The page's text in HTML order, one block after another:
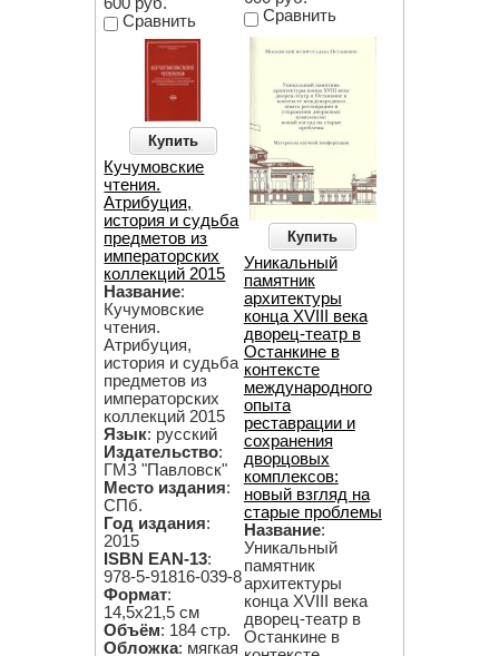
Сравнить
Сравнить
Купить
Кучумовские
чтения.
Атрибуция,
история и судьба
предметов из
императорских
коллекций 2015
Название:
Кучумовские
чтения.
Атрибуция,
история и судьба
предметов из
императорских
коллекций 2015
Язык: русский
Издательство:
ГМЗ "Павловск"
Место издания:
СПб.
Год издания:
2015
ISBN EAN-13:
978-5-91816-039-8
Формат:
14,5х21,5 см
Объём: 184 стр.
Обложка: мягкая
Купить
Уникальный
памятник
архитектуры
конца XVIII века
дворец-театр в
Останкине в
контексте
международного
опыта
реставрации и
сохранения
дворцовых
комплексов:
новый взгляд на
старые проблемы
Название:
Уникальный
памятник
архитектуры
конца XVIII века
дворец-театр в
Останкине в